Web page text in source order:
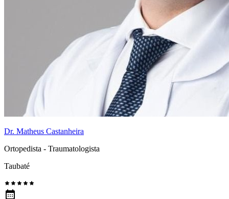
Dr. Matheus Castanheira
Ortopedista - Traumatologista
Taubaté